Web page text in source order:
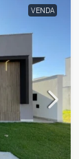
VENDA